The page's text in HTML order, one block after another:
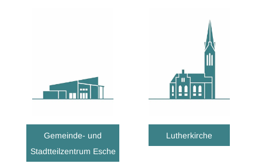
Gemeinde- und
Stadtteilzentrum Esche
Lutherkirche